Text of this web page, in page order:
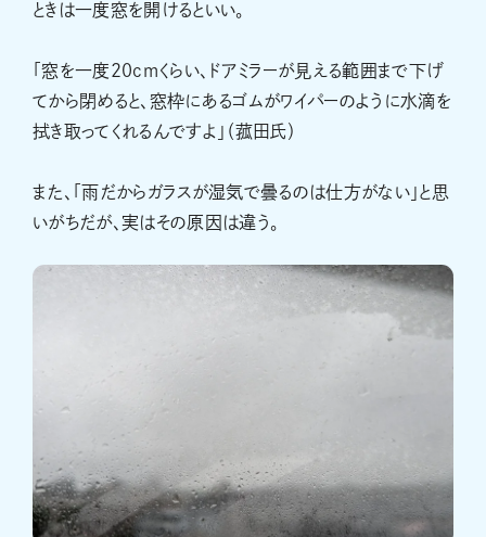
ときは一度窓を開けるといい。
「窓を一度20cmくらい、ドアミラーが見える範囲まで下げ
てから閉めると、窓枠にあるゴムがワイパーのように水滴を
拭き取ってくれるんですよ」（菰田氏）
また、「雨だからガラスが湿気で曇るのは仕方がない」と思
いがちだが、実はその原因は違う。